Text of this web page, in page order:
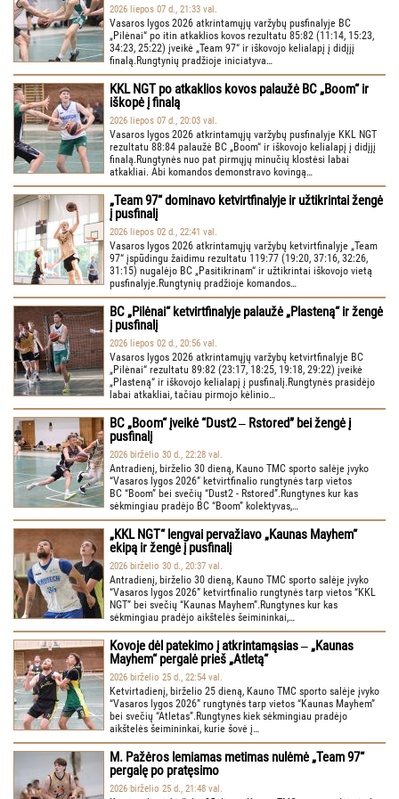
2026 liepos 07 d., 21:33 val.
Vasaros lygos 2026 atkrintamųjų varžybų pusfinalyje BC
„Pilėnai“ po itin atkaklios kovos rezultatu 85:82 (11:14, 15:23,
34:23, 25:22) įveikė „Team 97“ ir iškovojo kelialapį į didįjį
finalą.Rungtynių pradžioje iniciatyva…
KKL NGT po atkaklios kovos palaužė BC „Boom“ ir
iškopė į finalą
2026 liepos 07 d., 20:03 val.
Vasaros lygos 2026 atkrintamųjų varžybų pusfinalyje KKL NGT
rezultatu 88:84 palaužė BC „Boom“ ir iškovojo kelialapį į didįjį
finalą.Rungtynės nuo pat pirmųjų minučių klostėsi labai
atkakliai. Abi komandos demonstravo kovingą…
„Team 97“ dominavo ketvirtfinalyje ir užtikrintai žengė
į pusfinalį
2026 liepos 02 d., 22:41 val.
Vasaros lygos 2026 atkrintamųjų varžybų ketvirtfinalyje „Team
97“ įspūdingu žaidimu rezultatu 119:77 (19:20, 37:16, 32:26,
31:15) nugalėjo BC „Pasitikrinam“ ir užtikrintai iškovojo vietą
pusfinalyje.Rungtynių pradžioje komandos…
BC „Pilėnai“ ketvirtfinalyje palaužė „Plasteną“ ir žengė
į pusfinalį
2026 liepos 02 d., 20:56 val.
Vasaros lygos 2026 atkrintamųjų varžybų ketvirtfinalyje BC
„Pilėnai“ rezultatu 89:82 (23:17, 18:25, 19:18, 29:22) įveikė
„Plasteną“ ir iškovojo kelialapį į pusfinalį.Rungtynės prasidėjo
labai atkakliai, tačiau pirmojo kėlinio…
BC „Boom“ įveikė “Dust2 ‒ Rstored” bei žengė į
pusfinalį
2026 birželio 30 d., 22:28 val.
Antradienį, birželio 30 dieną, Kauno TMC sporto salėje įvyko
“Vasaros lygos 2026” ketvirtfinalio rungtynės tarp vietos
BC “Boom” bei svečių “Dust2 - Rstored”.Rungtynes kur kas
sėkmingiau pradėjo BC “Boom” kolektyvas,…
„KKL NGT“ lengvai pervažiavo „Kaunas Mayhem“
ekipą ir žengė į pusfinalį
2026 birželio 30 d., 20:37 val.
Antradienį, birželio 30 dieną, Kauno TMC sporto salėje įvyko
“Vasaros lygos 2026” ketvirtfinalio rungtynės tarp vietos “KKL
NGT” bei svečių “Kaunas Mayhem”.Rungtynes kur kas
sėkmingiau pradėjo aikštelės šeimininkai,…
Kovoje dėl patekimo į atkrintamąsias ‒ „Kaunas
Mayhem“ pergalė prieš „Atletą“
2026 birželio 25 d., 22:54 val.
Ketvirtadienį, birželio 25 dieną, Kauno TMC sporto salėje įvyko
“Vasaros lygos 2026” rungtynės tarp vietos “Kaunas Mayhem”
bei svečių “Atletas”.Rungtynes kiek sėkmingiau pradėjo
aikštelės šeimininkai, kurie šovė į…
M. Pažėros lemiamas metimas nulėmė „Team 97“
pergalę po pratęsimo
2026 birželio 25 d., 21:48 val.